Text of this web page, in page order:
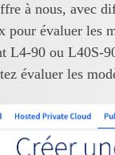
à nous, avec
évaluer les
90 ou L40S-
évaluer les